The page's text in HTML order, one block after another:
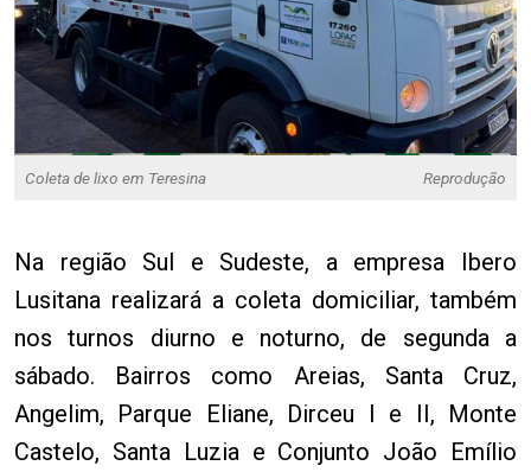
Coleta de lixo em Teresina Reprodução
Na região Sul e Sudeste, a empresa Ibero
Lusitana realizará a coleta domiciliar, também
nos turnos diurno e noturno, de segunda a
sábado. Bairros como Areias, Santa Cruz,
Angelim, Parque Eliane, Dirceu I e II, Monte
Castelo, Santa Luzia e Conjunto João Emílio